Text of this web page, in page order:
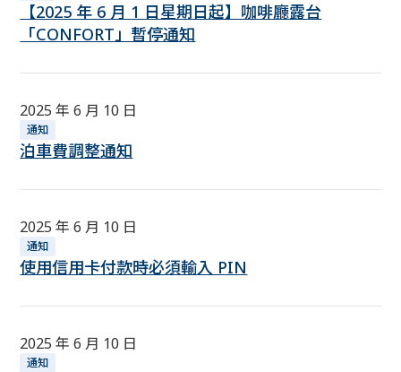
【2025 年 6 月 1 日星期日起】咖啡廳露台
「CONFORT」暫停通知
2025 年 6 月 10 日
通知
泊車費調整通知
2025 年 6 月 10 日
通知
使用信用卡付款時必須輸入 PIN
2025 年 6 月 10 日
通知